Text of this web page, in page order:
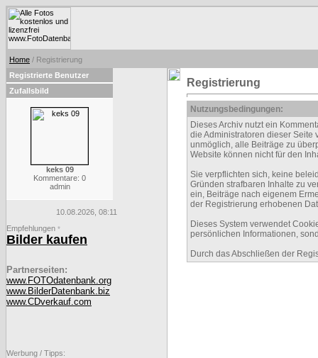
Home / Registrierung
Registrierte Benutzer
Zufallsbild
keks 09
Kommentare: 0
admin
10.08.2026, 08:11
Empfehlungen *
Bilder kaufen
Partnerseiten:
www.FOTOdatenbank.org
www.BilderDatenbank.biz
www.CDverkauf.com
Werbung / Tipps:
Registrierung
Nutzungsbedingungen:
Dieses Archiv nutzt ein
die Administratoren dieser Seite
unmöglich, alle Beiträge zu
Website können nicht für den
Sie verpflichten sich, keine
Gründen strafbaren Inhalte zu
ein, Beiträge nach eigenem
der Registrierung erhobenen
Dieses System verwendet
persönlichen Informationen,
Durch das Abschließen der